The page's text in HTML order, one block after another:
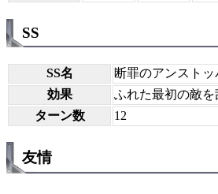
SS
SS名
断罪のアンスト
効果
ふれた最初の敵
ターン数
12
友情